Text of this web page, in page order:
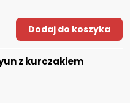
Dodaj do koszyka
z kurczakiem